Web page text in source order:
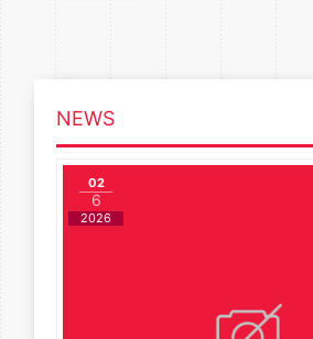
NEWS
02
6
2026